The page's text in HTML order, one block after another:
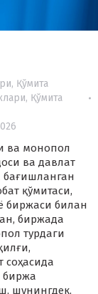
, Қўмита
, Қўмита
ва монопол
ва давлат
бағишланган
қўмитаси,
биржаси билан
биржада
турдаги
соҳасида
биржа
шунингдек,